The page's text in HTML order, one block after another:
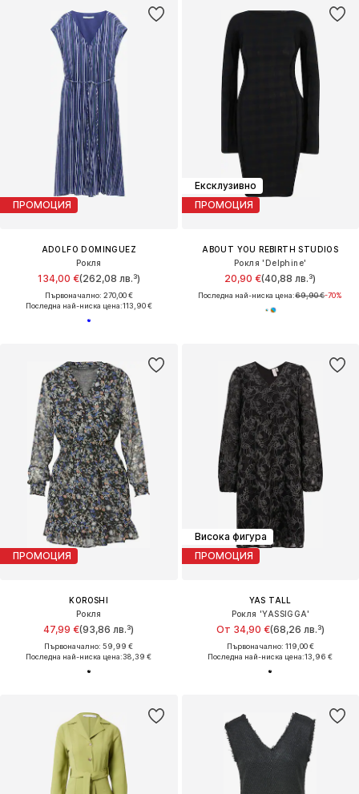
ПРОМОЦИЯ
ADOLFO DOMINGUEZ
Рокля
134,00 €(262,08 лв.³)
Първоначално: 270,00 €
Последна най-ниска цена:113,90 €
Ексклузивно
ПРОМОЦИЯ
ABOUT YOU REBIRTH STUDIOS
Рокля 'Delphine'
20,90 €(40,88 лв.³)
Последна най-ниска цена:69,90 €-70%
ПРОМОЦИЯ
KOROSHI
Рокля
47,99 €(93,86 лв.³)
Първоначално: 59,99 €
Последна най-ниска цена:38,39 €
Висока фигура
ПРОМОЦИЯ
YAS TALL
Рокля 'YASSIGGA'
От 34,90 €(68,26 лв.³)
Първоначално: 119,00 €
Последна най-ниска цена:13,96 €